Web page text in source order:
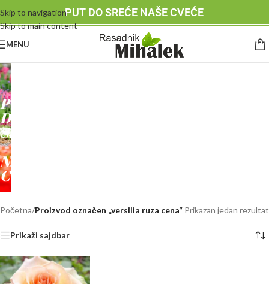
Skip to navigation
Skip to main content
PUT DO SREĆE NAŠE CVEĆE
MENU
RASADNIK
MIHALEK
PUT
DO
SREĆE
-
NAŠE
CVEĆE
Početna/Proizvod označen „versilia ruza cena“ Prikazan jedan rezultat
Prikaži sajdbar